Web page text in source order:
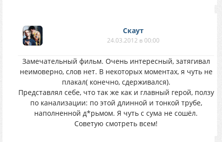
Скаут
24.03.2012 в 00:00
Замечательный фильм. Очень интересный, затягивал
неимоверно, слов нет. В некоторых моментах, я чуть не
плакал( конечно, сдерживался).
Представлял себе, что так же как и главный герой, ползу
по канализации: по этой длинной и тонкой трубе,
наполненной д*рьмом. Я чуть с сума не сошёл.
Советую смотреть всем!